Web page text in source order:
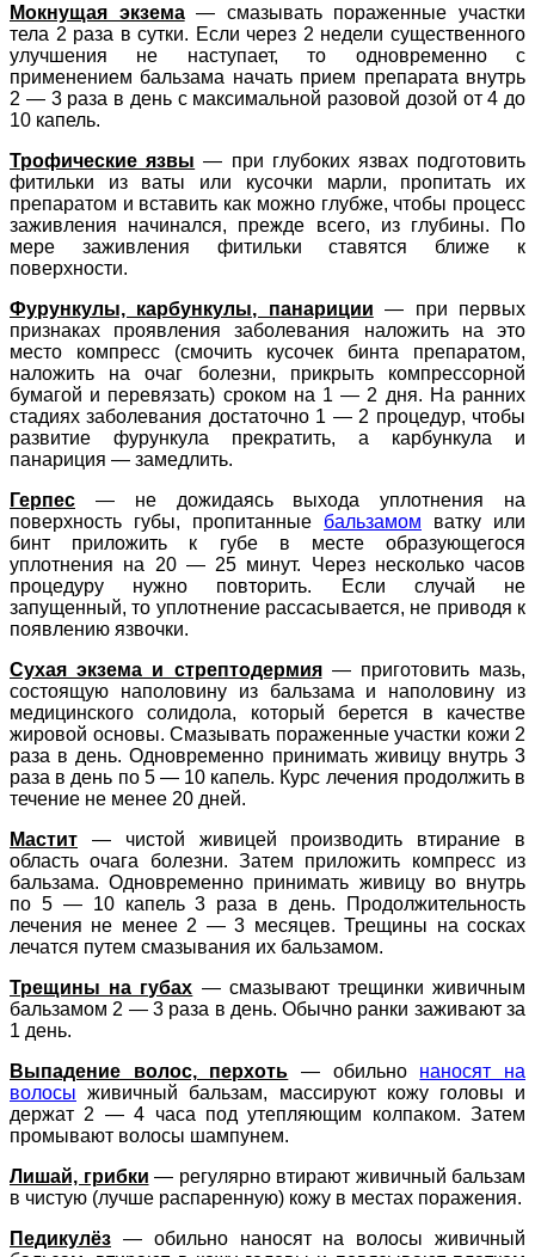
Мокнущая экзема — смазывать пораженные участки
тела 2 раза в сутки. Если через 2 недели существенного
улучшения не наступает, то одновременно с
применением бальзама начать прием препарата внутрь
2 — 3 раза в день с максимальной разовой дозой от 4 до
10 капель.
Трофические язвы — при глубоких язвах подготовить
фитильки из ваты или кусочки марли, пропитать их
препаратом и вставить как можно глубже, чтобы процесс
заживления начинался, прежде всего, из глубины. По
мере заживления фитильки ставятся ближе к
поверхности.
Фурункулы, карбункулы, панариции
—
при первых
признаках проявления заболевания наложить на это
место компресс (смочить кусочек бинта препаратом,
наложить на очаг болезни, прикрыть компрессорной
бумагой и перевязать) сроком на 1 — 2 дня. На ранних
стадиях заболевания достаточно 1 — 2 процедур, чтобы
развитие фурункула прекратить, а карбункула и
панариция — замедлить.
Герпес
—
не дожидаясь выхода уплотнения на
поверхность губы, пропитанные бальзамом ватку или
бинт приложить к губе в месте образующегося
уплотнения на 20 — 25 минут. Через несколько часов
процедуру нужно повторить. Если случай не
запущенный, то уплотнение рассасывается, не приводя к
появлению язвочки.
Сухая экзема и стрептодермия — приготовить мазь,
состоящую наполовину из бальзама и наполовину из
медицинского солидола, который берется в качестве
жировой основы. Смазывать пораженные участки кожи 2
раза в день. Одновременно принимать живицу внутрь 3
раза в день по 5 — 10 капель. Курс лечения продолжить в
течение не менее 20 дней.
Мастит
— чистой живицей производить втирание в
область очага болезни. Затем приложить компресс из
бальзама. Одновременно принимать живицу во внутрь
по 5 — 10 капель 3 раза в день. Продолжительность
лечения не менее 2 — 3 месяцев. Трещины на сосках
лечатся путем смазывания их бальзамом.
Трещины на губах — смазывают трещинки живичным
бальзамом 2 — 3 раза в день. Обычно ранки заживают за
1 день.
Выпадение волос, перхоть
— обильно наносят на
волосы живичный бальзам, массируют кожу головы и
держат 2 — 4 часа под утепляющим колпаком. Затем
промывают волосы шампунем.
Лишай, грибки — регулярно втирают живичный бальзам
в чистую (лучше распаренную) кожу в местах поражения.
Педикулёз — обильно наносят на волосы живичный